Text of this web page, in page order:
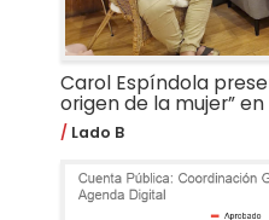
Carol Espíndola
origen de la mujer”
Lado B